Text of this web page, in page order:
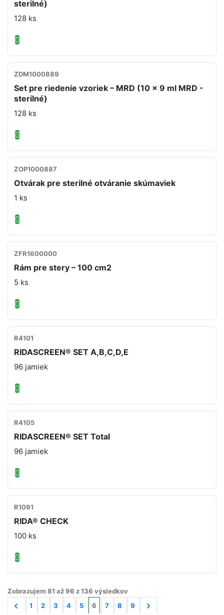
sterilné)
128 ks
ZDM1000889
Set pre riedenie vzoriek – MRD (10 x 9 ml MRD -
sterilné)
128 ks
ZOP1000887
Otvárak pre sterilné otváranie skúmaviek
1 ks
ZFR1600000
Rám pre stery – 100 cm2
5 ks
R4101
RIDASCREEN® SET A,B,C,D,E
96 jamiek
R4105
RIDASCREEN® SET Total
96 jamiek
R1091
RIDA® CHECK
100 ks
Zobrazujem 81 až96 z136 výsledkov
1
2 3 4 5 6 7 8 9